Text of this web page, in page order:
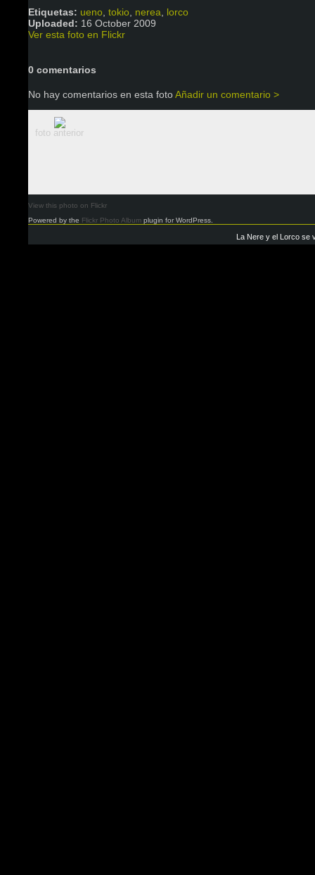
Etiquetas: ueno tokio nerea
lorco
Uploaded: 16 October 2009
Ver esta foto en Flickr
0 comentarios
No hay comentarios en esta fotoAñadir un comentario >
foto anterior
View this photo on Flickr
Powered by the Flickr Photo Album plugin for WordPress.
La Nere y el Lorco se